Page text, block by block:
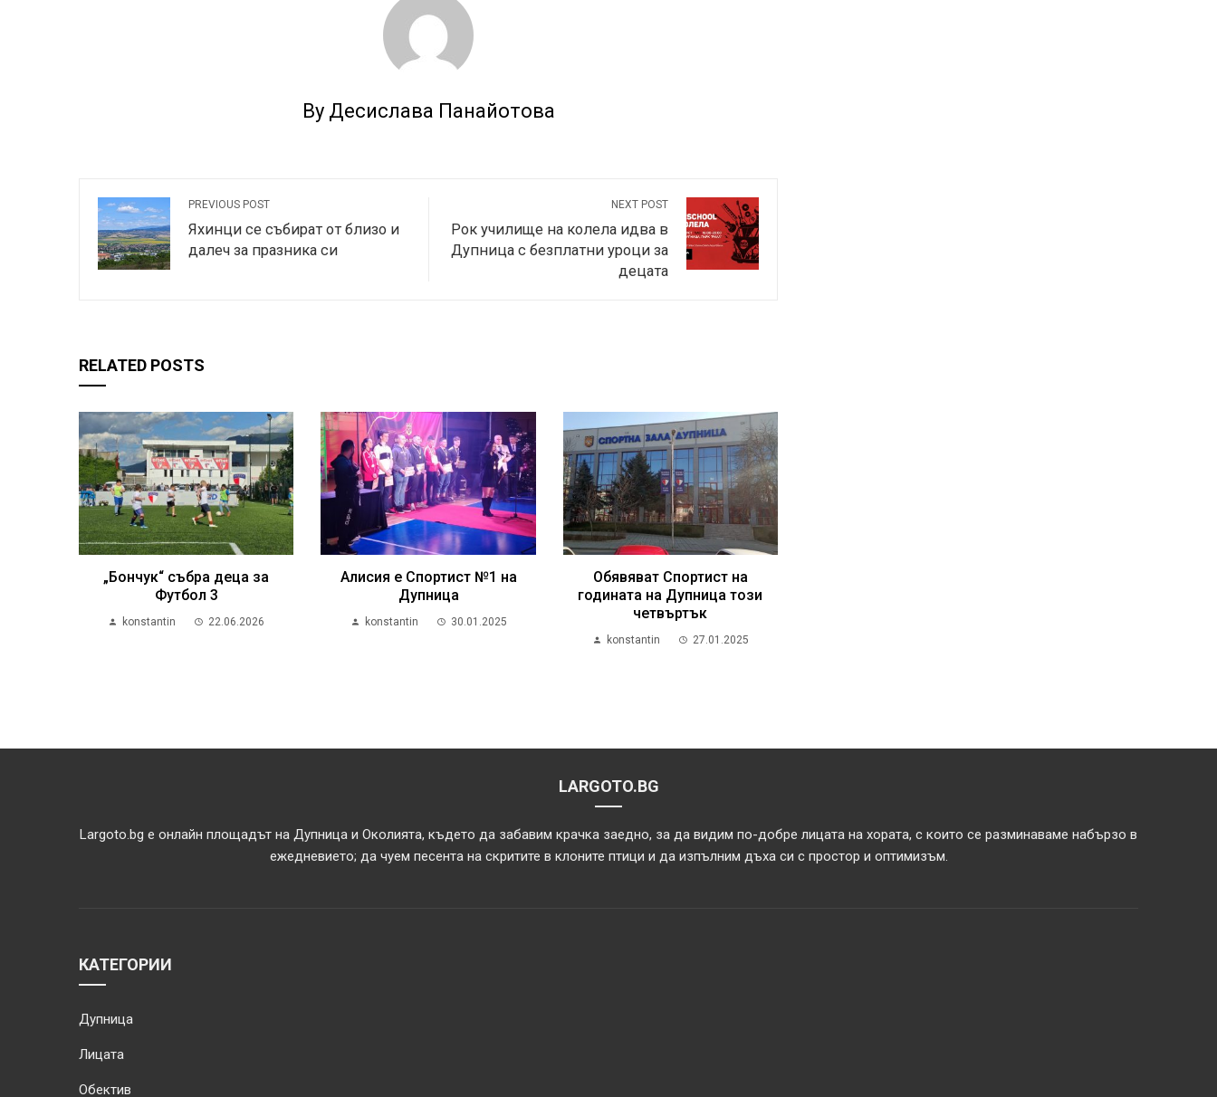
By Десислава Панайотова
PREVIOUS POST
Яхинци се събират от близо и
далеч за празника си
NEXT POST
Рок училище на колела идва в
Дупница с безплатни уроци за
децата
RELATED POSTS
„Бончук“ събра деца за
Футбол 3
konstantin 22.06.2026
Алисия е Спортист №1 на
Дупница
konstantin 30.01.2025
Обявяват Спортист на
годината на Дупница този
четвъртък
konstantin 27.01.2025
LARGOTO.BG
Largoto.bg е онлайн площадът на Дупница и Околията, където да забавим крачка заедно, за да видим по-добре лицата на хората, с които се разминаваме набързо в
ежедневието; да чуем песента на скритите в клоните птици и да изпълним дъха си с простор и оптимизъм.
КАТЕГОРИИ
Дупница
Лицата
Обектив